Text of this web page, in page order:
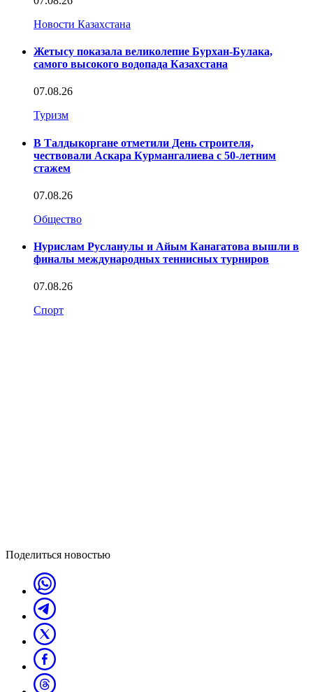
Новости Казахстана
Жетысу показала великолепие Бурхан-Булака,
самого высокого водопада Казахстана
07.08.26
Туризм
В Талдыкоргане отметили День строителя,
чествовали Аскара Курмангалиева с 50-летним
стажем
07.08.26
Общество
Нурислам Русланулы и Айым Канагатова вышли в
финалы международных теннисных турниров
07.08.26
Спорт
Поделиться новостью